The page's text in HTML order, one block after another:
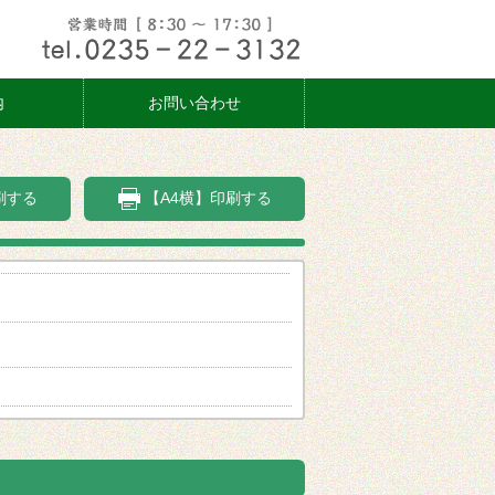
お問い合わせ
【A4横】印刷する
する